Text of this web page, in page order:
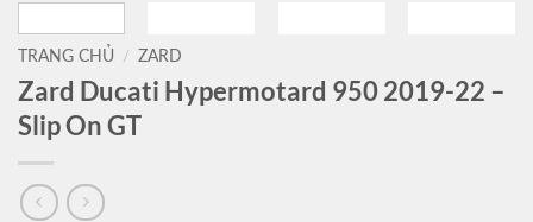
TRANG CHỦ / ZARD
Zard Ducati Hypermotard 950 2019-22 –
Slip On GT